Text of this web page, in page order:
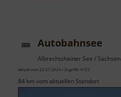
Autobahnsee
Albrechtshainer See / Sachsen
aktuell vom 23.07.2024 / Zugriffe: 4153
84 km vom aktuellen Standort